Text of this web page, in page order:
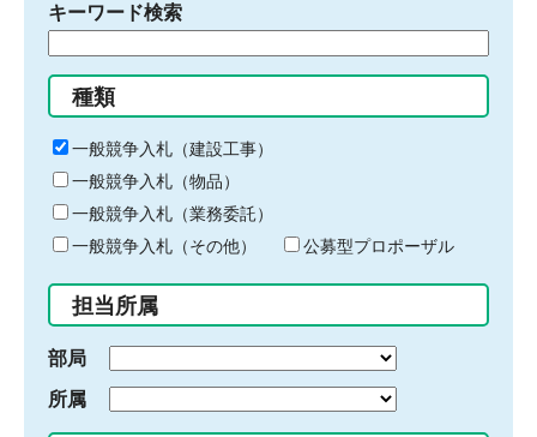
キーワード検索
る
キ
ー
ワ
ー
ド
入
力
種類
一般競争入札（建設工事）
一般競争入札（物品）
一般競争入札（業務委託）
一般競争入札（その他）
公募型プロポーザル
担当所属
部局
所属